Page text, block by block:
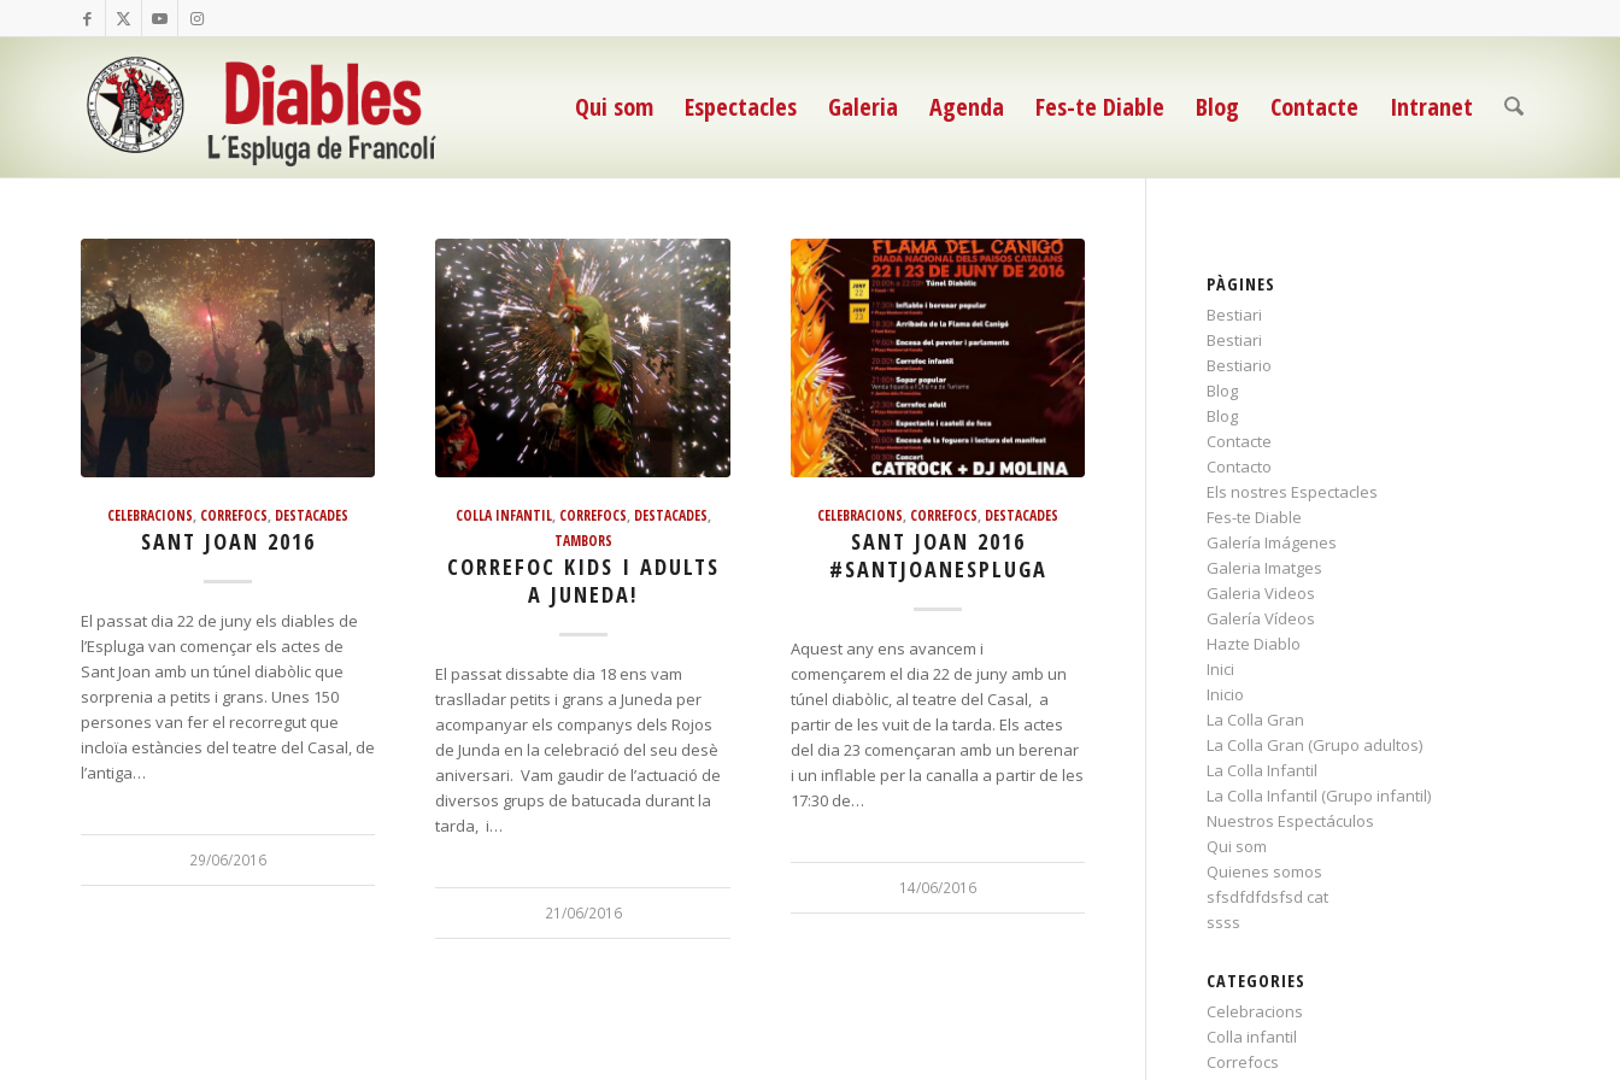
Qui som Espectacles Galeria Agenda Fes-te Diable Blog Contacte Intranet
CELEBRACIONS CORREFOCS DESTACADES
SANT JOAN 2016
El passat dia 22 de juny els diables de
l’Espluga van començar els actes de
Sant Joan amb un túnel diabòlic que
sorprenia a petits i grans. Unes 150
persones van fer el recorregut que
incloïa estàncies del teatre del Casal, de
l’antiga…
29/06/2016
COLLA INFANTIL, CORREFOCS DESTACADES
TAMBORS
CORREFOC KIDS I ADULTS
A JUNEDA!
El passat dissabte dia 18 ens vam
traslladar petits i grans a Juneda per
acompanyar els companys dels Rojos
de Junda en la celebració del seu desè
aniversari. Vam gaudir de l’actuació de
diversos grups de batucada durant la
tarda, i…
21/06/2016
CELEBRACIONS CORREFOCS DESTACADES
SANT JOAN 2016
#SANTJOANESPLUGA
Aquest any ens avancem i
començarem el dia 22 de juny amb un
túnel diabòlic, al teatre del Casal, a
partir de les vuit de la tarda. Els actes
del dia 23 començaran amb un berenar
i un inflable per la canalla a partir de les
17:30 de…
14/06/2016
PÀGINES
Bestiari
Bestiari
Bestiario
Blog
Blog
Contacte
Contacto
Els nostres Espectacles
Fes-te Diable
Galería Imágenes
Galeria Imatges
Galeria Videos
Galería Vídeos
Hazte Diablo
Inici
Inicio
La Colla Gran
La Colla Gran (Grupo adultos)
La Colla Infantil
La Colla Infantil (Grupo infantil)
Nuestros Espectáculos
Qui som
Quienes somos
sfsdfdfdsfsd cat
ssss
CATEGORIES
Celebracions
Colla infantil
Correfocs